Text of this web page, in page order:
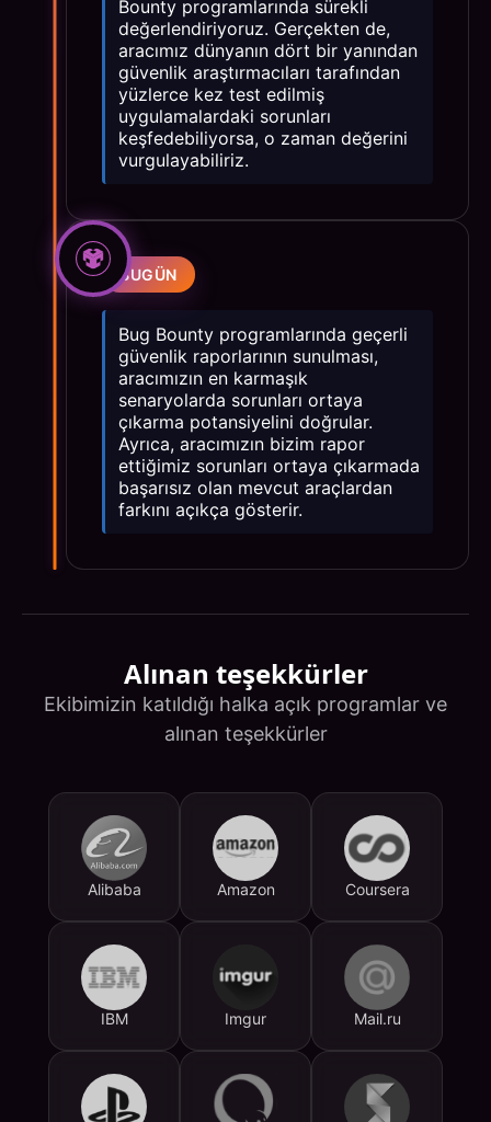
Bounty programlarında sürekli
değerlendiriyoruz. Gerçekten de,
aracımız dünyanın dört bir yanından
güvenlik araştırmacıları tarafından
yüzlerce kez test edilmiş
uygulamalardaki sorunları
keşfedebiliyorsa, o zaman değerini
vurgulayabiliriz.
BUGÜN
Bug Bounty programlarında geçerli
güvenlik raporlarının sunulması,
aracımızın en karmaşık
senaryolarda sorunları ortaya
çıkarma potansiyelini doğrular.
Ayrıca, aracımızın bizim rapor
ettiğimiz sorunları ortaya çıkarmada
başarısız olan mevcut araçlardan
farkını açıkça gösterir.
Alınan teşekkürler
Ekibimizin katıldığı halka açık programlar ve
alınan teşekkürler
Alibaba Amazon Coursera
IBM Imgur Mail.ru